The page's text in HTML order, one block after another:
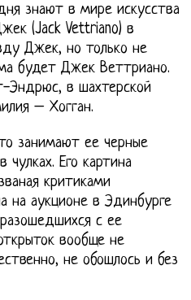
знают в мире искусства
(Jack Vettriano) в
Джек, но только не
будет Джек Веттриано.
Эндрюс, в шахтерской
– Хогган.
занимают ее черные
чулках. Его картина
критиками
на аукционе в Эдинбурге
с ее
вообще не
не обошлось и без